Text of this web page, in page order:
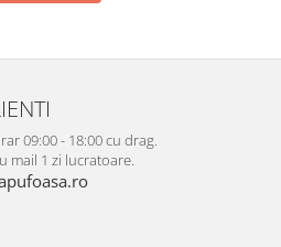
09:00 - 18:00 cu drag.
mail 1 zi lucratoare.